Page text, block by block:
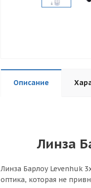
Описание
Линза
Линза Барлоу Levenhuk
оптика, которая не